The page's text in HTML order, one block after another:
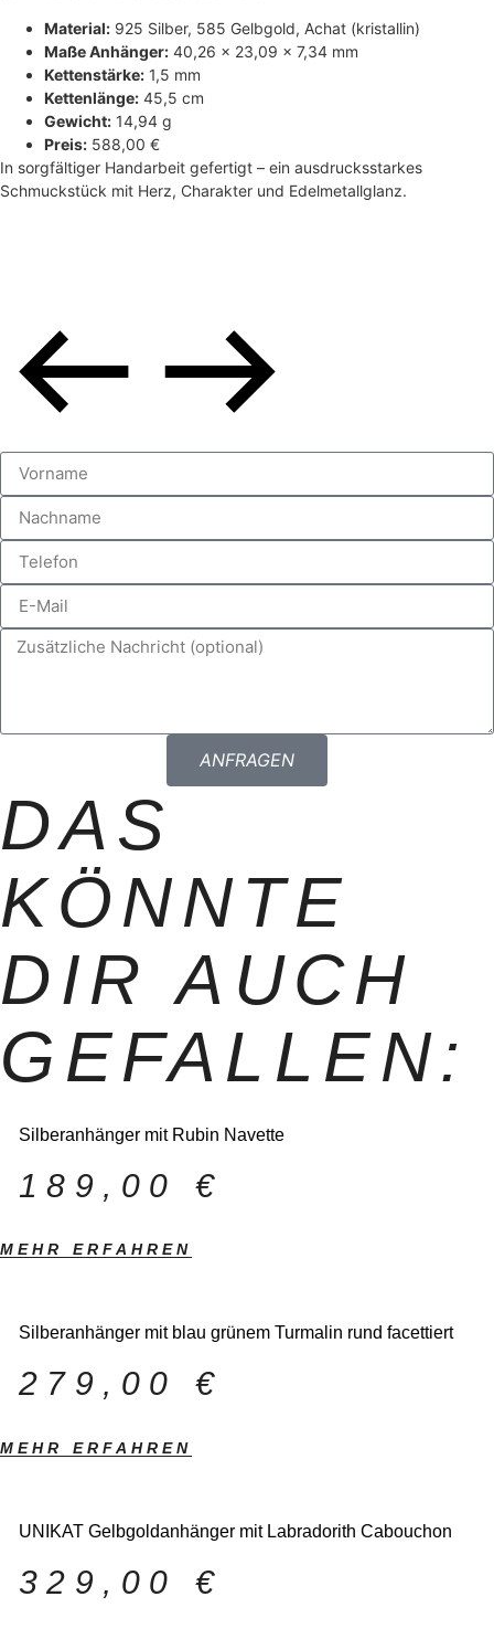
Material: 925 Silber, 585 Gelbgold, Achat (kristallin)
Maße Anhänger: 40,26 × 23,09 × 7,34 mm
Kettenstärke: 1,5 mm
Kettenlänge: 45,5 cm
Gewicht: 14,94 g
Preis: 588,00 €
In sorgfältiger Handarbeit gefertigt – ein ausdrucksstarkes
Schmuckstück mit Herz, Charakter und Edelmetallglanz.
ANFRAGEN
DAS
KÖNNTE
DIR AUCH
GEFALLEN:
Silberanhänger mit Rubin Navette
189,00 €
MEHR ERFAHREN
Silberanhänger mit blau grünem Turmalin rund facettiert
279,00 €
MEHR ERFAHREN
UNIKAT Gelbgoldanhänger mit Labradorith Cabouchon
329,00 €